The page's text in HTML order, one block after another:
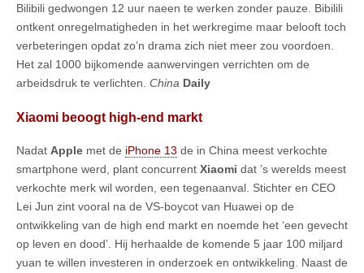
Bilibili gedwongen 12 uur naeen te werken zonder pauze. Bibilili
ontkent onregelmatigheden in het werkregime maar belooft toch
verbeteringen opdat zo’n drama zich niet meer zou voordoen.
Het zal 1000 bijkomende aanwervingen verrichten om de
arbeidsdruk te verlichten. China Daily
Xiaomi beoogt high-end markt
Nadat Apple met de iPhone 13 de in China meest verkochte
smartphone werd, plant concurrent Xiaomi dat ’s werelds meest
verkochte merk wil worden, een tegenaanval. Stichter en CEO
Lei Jun zint vooral na de VS-boycot van Huawei op de
ontwikkeling van de high end markt en noemde het ‘een gevecht
op leven en dood’. Hij herhaalde de komende 5 jaar 100 miljard
yuan te willen investeren in onderzoek en ontwikkeling. Naast de